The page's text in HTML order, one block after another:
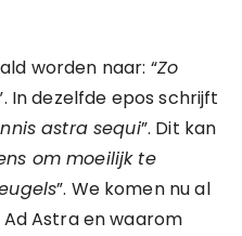
worden naar: “Zo
In dezelfde epos schrijft
astra sequi”. Dit kan
om moeilijk te
”. We komen nu al
Astra en waarom